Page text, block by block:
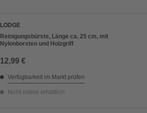
LODGE
Reinigungsbürste, Länge ca. 25 cm, mit
Nylonborsten und Holzgriff
12,99 €
Verfügbarkeit im Markt prüfen
Nicht online erhältlich